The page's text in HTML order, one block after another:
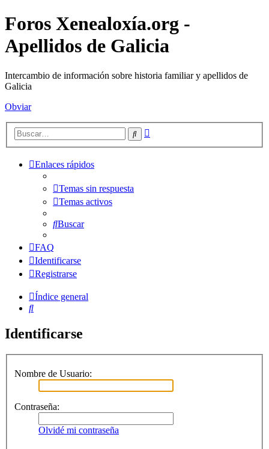
Foros Xenealoxía.org -
Apellidos de Galicia
Intercambio de información sobre historia familiar y apellidos de
Galicia
Obviar
Buscar
Enlaces rápidos
Temas sin respuesta
Temas activos
Buscar
FAQ
Identificarse
Registrarse
Índice general
Buscar
Identificarse
Nombre de Usuario:
Contraseña:
Olvidé mi contraseña